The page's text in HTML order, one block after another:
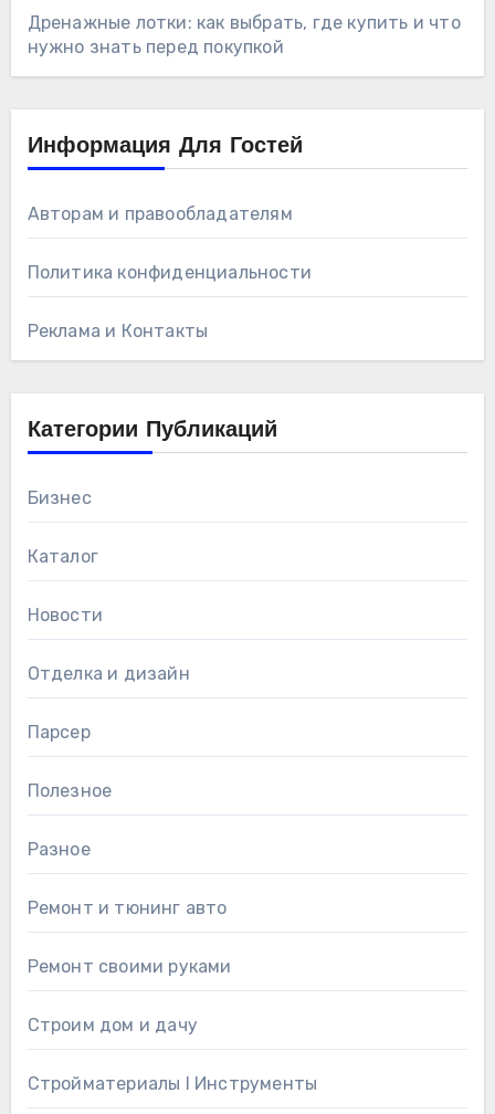
Дренажные лотки: как выбрать, где купить и что
нужно знать перед покупкой
Информация Для Гостей
Авторам и правообладателям
Политика конфиденциальности
Реклама и Контакты
Категории Публикаций
Бизнес
Каталог
Новости
Отделка и дизайн
Парсер
Полезное
Разное
Ремонт и тюнинг авто
Ремонт своими руками
Строим дом и дачу
Стройматериалы l Инструменты